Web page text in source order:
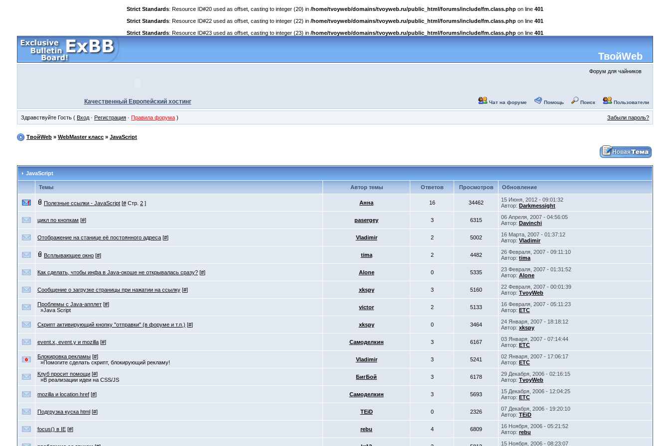
Strict Standards: Resource ID#20 used as offset, casting to integer (20) in /home/tvoyweb/domains/tvoyweb.ru/public_html/forums/include/fm.class.php on line 401
Strict Standards: Resource ID#22 used as offset, casting to integer (22) in /home/tvoyweb/domains/tvoyweb.ru/public_html/forums/include/fm.class.php on line 401
Strict Standards: Resource ID#23 used as offset, casting to integer (23) in /home/tvoyweb/domains/tvoyweb.ru/public_html/forums/include/fm.class.php on line 401
ТвойWeb
Качественный Европейский хостинг
Форум для чайников
Чат на форуме Помощь Поиск Пользователи
Здравствуйте Гость ( Вход · Регистрация · Правила форума ) Забыли пароль?
ТвойWeb » WebMaster класс » JavaScript
JavaScript
Темы Автор темы Ответов Просмотров Обновление
Полезные ссылки - JavaScript [# Стр. 2 ] Анна 16 34462
15 Июня, 2012 - 09:01:32
Автор: Darkmessight
цикл по кнопкам [#] pasergey 3 6315
06 Апреля, 2007 - 04:56:05
Автор: Davinchi
Отображение на станице её постоянного адреса [#] Vladimir 2 5002
16 Марта, 2007 - 01:37:12
Автор: Vladimir
Всплывающее окно [#] tima 2 4482
26 Февраля, 2007 - 09:11:10
Автор: tima
Как сделать, чтобы инфа в Java-окоше не открывалась сразу? [#] Alone 0 5335
23 Февраля, 2007 - 01:31:52
Автор: Alone
Сообщение о загрузке страницы при нажатии на ссылку [#] xkspy 3 5160
22 Февраля, 2007 - 00:01:39
Автор: TvoyWeb
Проблемы с Java-апплет [#]
»Java Script
victor 2 5133
16 Февраля, 2007 - 05:11:23
Автор: ETC
Скрипт активирующий кнопку "отправки" (в форуме и т.п.) [#] xkspy 0 3464
24 Января, 2007 - 18:18:12
Автор: xkspy
event.x, event.y и mozilla [#] Самоделкин 3 6167
03 Января, 2007 - 07:14:44
Автор: ETC
Блокировка рекламы [#]
»Помогите сделать скрипт, блокирующий рекламу!
Vladimir 3 5241
02 Января, 2007 - 17:06:17
Автор: ETC
Клуб просит помощи [#]
»В реализации идеи на CSS/JS
БигБой 3 6178
29 Декабря, 2006 - 02:16:15
Автор: TvoyWeb
mozilla и location.href [#] Самоделкин 3 5693
15 Декабря, 2006 - 12:04:25
Автор: ETC
Подгрузка куска html [#] TEiD 0 2326
07 Декабря, 2006 - 19:20:10
Автор: TEiD
focus() в IE [#] rebu 4 6809
16 Ноября, 2006 - 05:21:52
Автор: rebu
15 Ноября, 2006 - 08:23:07